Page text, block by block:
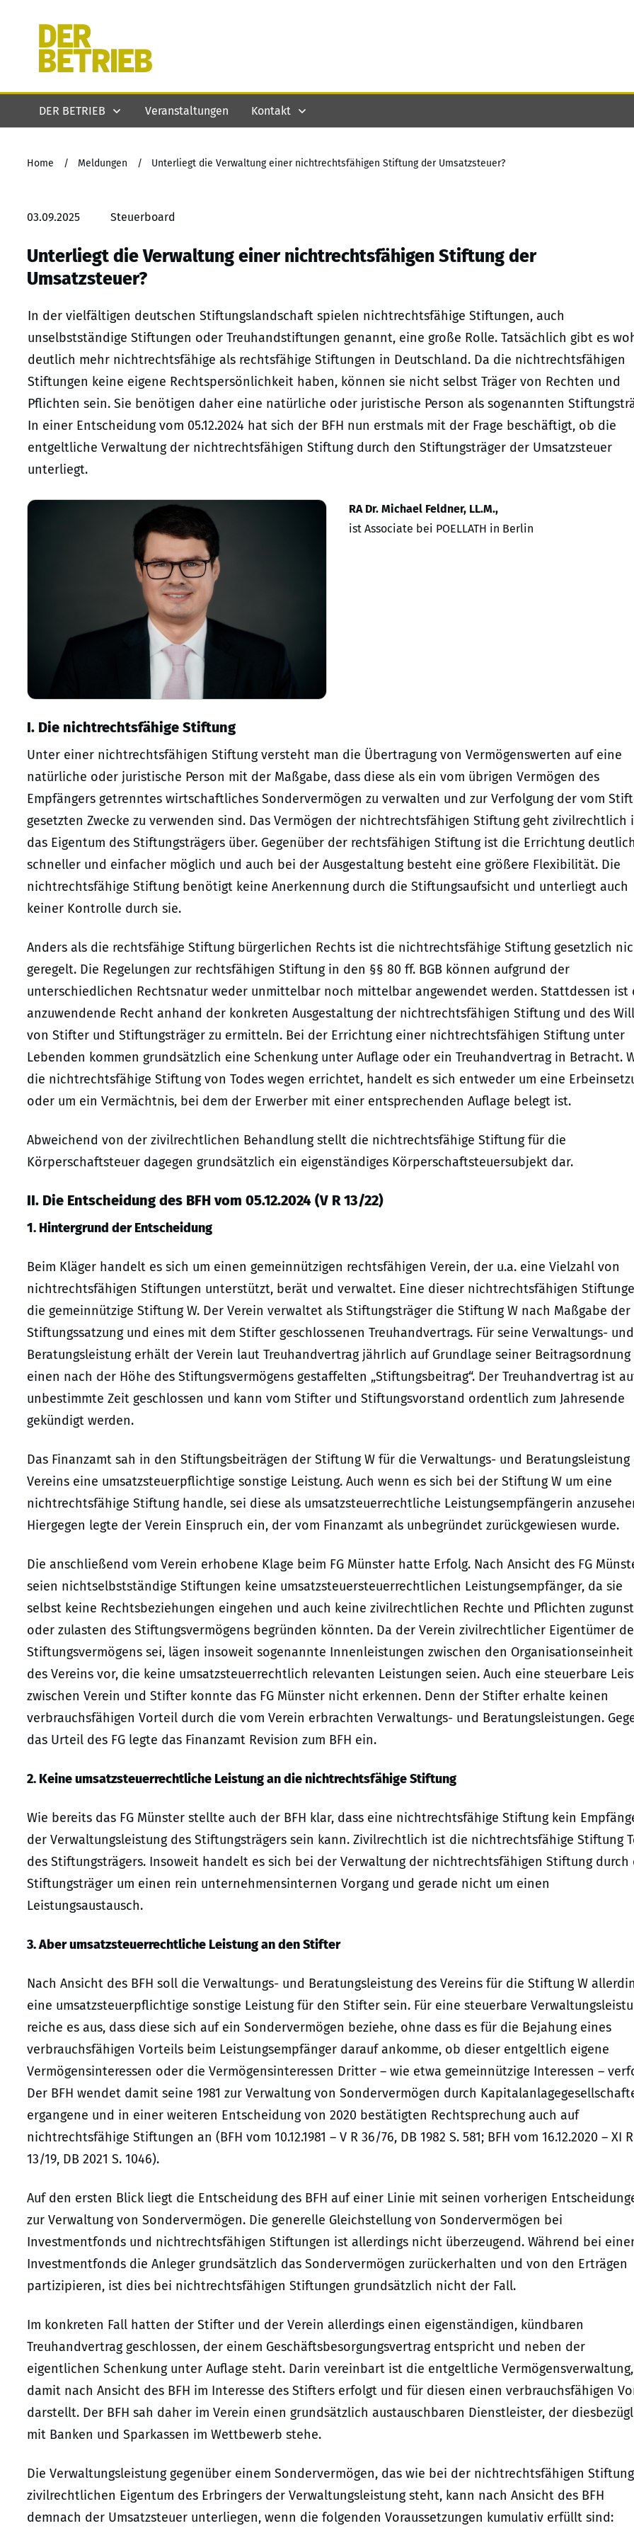
DER BETRIEB Veranstaltungen Kontakt
Home / Meldungen / Unterliegt die Verwaltung einer nichtrechtsfähigen Stiftung der Umsatzsteuer?
03.09.2025 Steuerboard
Unterliegt die Verwaltung einer nichtrechtsfähigen Stiftung der
Umsatzsteuer?
In der vielfältigen deutschen Stiftungslandschaft spielen nichtrechtsfähige Stiftungen, auch
unselbstständige Stiftungen oder Treuhandstiftungen genannt, eine große Rolle. Tatsächlich gibt es
deutlich mehr nichtrechtsfähige als rechtsfähige Stiftungen in Deutschland. Da die nichtrechtsfähigen
Stiftungen keine eigene Rechtspersönlichkeit haben, können sie nicht selbst Träger von Rechten und
Pflichten sein. Sie benötigen daher eine natürliche oder juristische Person als sogenannten
In einer Entscheidung vom 05.12.2024 hat sich der BFH nun erstmals mit der Frage beschäftigt, ob die
entgeltliche Verwaltung der nichtrechtsfähigen Stiftung durch den Stiftungsträger der Umsatzsteuer
unterliegt.
RA Dr. Michael Feldner, LL.M.,
ist Associate bei POELLATH in Berlin
I. Die nichtrechtsfähige Stiftung
Unter einer nichtrechtsfähigen Stiftung versteht man die Übertragung von Vermögenswerten auf eine
natürliche oder juristische Person mit der Maßgabe, dass diese als ein vom übrigen Vermögen des
Empfängers getrenntes wirtschaftliches Sondervermögen zu verwalten und zur Verfolgung der vom
gesetzten Zwecke zu verwenden sind. Das Vermögen der nichtrechtsfähigen Stiftung geht zivilrechtlich
das Eigentum des Stiftungsträgers über. Gegenüber der rechtsfähigen Stiftung ist die Errichtung deutlich
schneller und einfacher möglich und auch bei der Ausgestaltung besteht eine größere Flexibilität. Die
nichtrechtsfähige Stiftung benötigt keine Anerkennung durch die Stiftungsaufsicht und unterliegt auch
keiner Kontrolle durch sie.
Anders als die rechtsfähige Stiftung bürgerlichen Rechts ist die nichtrechtsfähige Stiftung gesetzlich
geregelt. Die Regelungen zur rechtsfähigen Stiftung in den §§ 80 ff. BGB können aufgrund der
unterschiedlichen Rechtsnatur weder unmittelbar noch mittelbar angewendet werden. Stattdessen ist
anzuwendende Recht anhand der konkreten Ausgestaltung der nichtrechtsfähigen Stiftung und des
von Stifter und Stiftungsträger zu ermitteln. Bei der Errichtung einer nichtrechtsfähigen Stiftung unter
Lebenden kommen grundsätzlich eine Schenkung unter Auflage oder ein Treuhandvertrag in Betracht.
die nichtrechtsfähige Stiftung von Todes wegen errichtet, handelt es sich entweder um eine
oder um ein Vermächtnis, bei dem der Erwerber mit einer entsprechenden Auflage belegt ist.
Abweichend von der zivilrechtlichen Behandlung stellt die nichtrechtsfähige Stiftung für die
Körperschaftsteuer dagegen grundsätzlich ein eigenständiges Körperschaftsteuersubjekt dar.
II. Die Entscheidung des BFH vom 05.12.2024 (V R 13/22)
1. Hintergrund der Entscheidung
Beim Kläger handelt es sich um einen gemeinnützigen rechtsfähigen Verein, der u.a. eine Vielzahl von
nichtrechtsfähigen Stiftungen unterstützt, berät und verwaltet. Eine dieser nichtrechtsfähigen
die gemeinnützige Stiftung W. Der Verein verwaltet als Stiftungsträger die Stiftung W nach Maßgabe der
Stiftungssatzung und eines mit dem Stifter geschlossenen Treuhandvertrags. Für seine Verwaltungs- und
Beratungsleistung erhält der Verein laut Treuhandvertrag jährlich auf Grundlage seiner Beitragsordnung
einen nach der Höhe des Stiftungsvermögens gestaffelten „Stiftungsbeitrag“. Der Treuhandvertrag ist
unbestimmte Zeit geschlossen und kann vom Stifter und Stiftungsvorstand ordentlich zum Jahresende
gekündigt werden.
Das Finanzamt sah in den Stiftungsbeiträgen der Stiftung W für die Verwaltungs- und Beratungsleistung
Vereins eine umsatzsteuerpflichtige sonstige Leistung. Auch wenn es sich bei der Stiftung W um eine
nichtrechtsfähige Stiftung handle, sei diese als umsatzsteuerrechtliche Leistungsempfängerin
Hiergegen legte der Verein Einspruch ein, der vom Finanzamt als unbegründet zurückgewiesen wurde.
Die anschließend vom Verein erhobene Klage beim FG Münster hatte Erfolg. Nach Ansicht des FG
seien nichtselbstständige Stiftungen keine umsatzsteuersteuerrechtlichen Leistungsempfänger, da sie
selbst keine Rechtsbeziehungen eingehen und auch keine zivilrechtlichen Rechte und Pflichten
oder zulasten des Stiftungsvermögens begründen könnten. Da der Verein zivilrechtlicher Eigentümer
Stiftungsvermögens sei, lägen insoweit sogenannte Innenleistungen zwischen den
des Vereins vor, die keine umsatzsteuerrechtlich relevanten Leistungen seien. Auch eine steuerbare
zwischen Verein und Stifter konnte das FG Münster nicht erkennen. Denn der Stifter erhalte keinen
verbrauchsfähigen Vorteil durch die vom Verein erbrachten Verwaltungs- und Beratungsleistungen.
das Urteil des FG legte das Finanzamt Revision zum BFH ein.
2. Keine umsatzsteuerrechtliche Leistung an die nichtrechtsfähige Stiftung
Wie bereits das FG Münster stellte auch der BFH klar, dass eine nichtrechtsfähige Stiftung kein
der Verwaltungsleistung des Stiftungsträgers sein kann. Zivilrechtlich ist die nichtrechtsfähige Stiftung
des Stiftungsträgers. Insoweit handelt es sich bei der Verwaltung der nichtrechtsfähigen Stiftung durch
Stiftungsträger um einen rein unternehmensinternen Vorgang und gerade nicht um einen
Leistungsaustausch.
3. Aber umsatzsteuerrechtliche Leistung an den Stifter
Nach Ansicht des BFH soll die Verwaltungs- und Beratungsleistung des Vereins für die Stiftung W
eine umsatzsteuerpflichtige sonstige Leistung für den Stifter sein. Für eine steuerbare
reiche es aus, dass diese sich auf ein Sondervermögen beziehe, ohne dass es für die Bejahung eines
verbrauchsfähigen Vorteils beim Leistungsempfänger darauf ankomme, ob dieser entgeltlich eigene
Vermögensinteressen oder die Vermögensinteressen Dritter – wie etwa gemeinnützige Interessen –
Der BFH wendet damit seine 1981 zur Verwaltung von Sondervermögen durch
ergangene und in einer weiteren Entscheidung von 2020 bestätigten Rechtsprechung auch auf
nichtrechtsfähige Stiftungen an (BFH vom 10.12.1981 – V R 36/76, DB 1982 S. 581; BFH vom 16.12.2020 – XI R
13/19, DB 2021 S. 1046).
Auf den ersten Blick liegt die Entscheidung des BFH auf einer Linie mit seinen vorherigen
zur Verwaltung von Sondervermögen. Die generelle Gleichstellung von Sondervermögen bei
Investmentfonds und nichtrechtsfähigen Stiftungen ist allerdings nicht überzeugend. Während bei
Investmentfonds die Anleger grundsätzlich das Sondervermögen zurückerhalten und von den Erträgen
partizipieren, ist dies bei nichtrechtsfähigen Stiftungen grundsätzlich nicht der Fall.
Im konkreten Fall hatten der Stifter und der Verein allerdings einen eigenständigen, kündbaren
Treuhandvertrag geschlossen, der einem Geschäftsbesorgungsvertrag entspricht und neben der
eigentlichen Schenkung unter Auflage steht. Darin vereinbart ist die entgeltliche
damit nach Ansicht des BFH im Interesse des Stifters erfolgt und für diesen einen verbrauchsfähigen
darstellt. Der BFH sah daher im Verein einen grundsätzlich austauschbaren Dienstleister, der
mit Banken und Sparkassen im Wettbewerb stehe.
Die Verwaltungsleistung gegenüber einem Sondervermögen, das wie bei der nichtrechtsfähigen
zivilrechtlichen Eigentum des Erbringers der Verwaltungsleistung steht, kann nach Ansicht des BFH
demnach der Umsatzsteuer unterliegen, wenn die folgenden Voraussetzungen kumulativ erfüllt sind: